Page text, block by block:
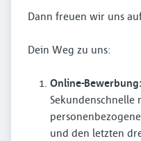
Dann freuen wir uns
Dein Weg zu uns:
Online-Bewerbung:
und den letzten